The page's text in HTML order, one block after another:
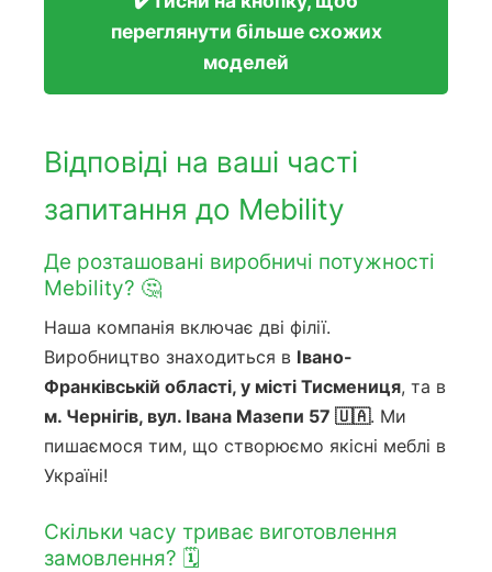
переглянути більше схожих
моделей
Відповіді на ваші часті
запитання до Mebility
Де розташовані виробничі потужності
Mebility? 🤔
Наша компанія включає дві філії.
Виробництво знаходиться в Івано-
Франківській області, у місті Тисмениця, та в
м. Чернігів, вул. Івана Мазепи 57 🇺🇦. Ми
пишаємося тим, що створюємо якісні меблі в
Україні!
Скільки часу триває виготовлення
замовлення? 🗓️